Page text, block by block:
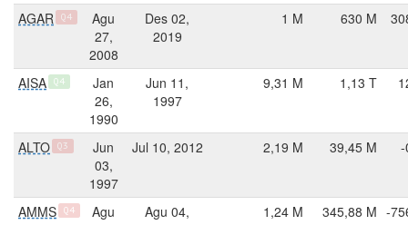
AGAR Q4
Agu
27,
2008
Des 02,
2019
1 M 630 M
AISA Q4
Jan
26,
1990
Jun 11,
1997
9,31 M 1,13 T
ALTO Q3
Jun
03,
1997
Jul 10, 2012 2,19 M 39,45 M -
AMMS Q4
Agu
Agu 04,
1,24 M 345,88 M -